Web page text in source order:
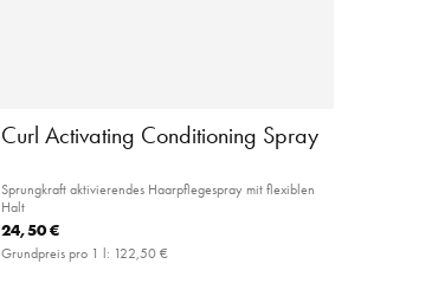
Curl Activating Conditioning Spray
Sprungkraft aktivierendes Haarpflegespray mit flexiblen
Halt
24,50 €
Grundpreis pro 1 l: 122,50 €